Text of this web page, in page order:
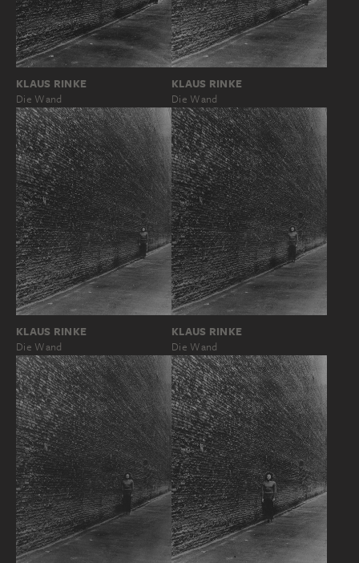
KLAUS RINKE
Die Wand
KLAUS RINKE
Die Wand
KLAUS RINKE
Die Wand
KLAUS RINKE
Die Wand